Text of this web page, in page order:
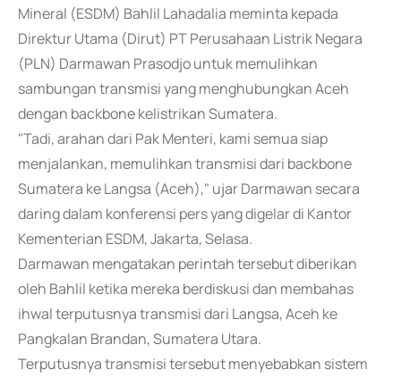
Mineral (ESDM) Bahlil Lahadalia meminta kepada
Direktur Utama (Dirut) PT Perusahaan Listrik Negara
(PLN) Darmawan Prasodjo untuk memulihkan
sambungan transmisi yang menghubungkan Aceh
dengan backbone kelistrikan Sumatera.
"Tadi, arahan dari Pak Menteri, kami semua siap
menjalankan, memulihkan transmisi dari backbone
Sumatera ke Langsa (Aceh)," ujar Darmawan secara
daring dalam konferensi pers yang digelar di Kantor
Kementerian ESDM, Jakarta, Selasa.
Darmawan mengatakan perintah tersebut diberikan
oleh Bahlil ketika mereka berdiskusi dan membahas
ihwal terputusnya transmisi dari Langsa, Aceh ke
Pangkalan Brandan, Sumatera Utara.
Terputusnya transmisi tersebut menyebabkan sistem